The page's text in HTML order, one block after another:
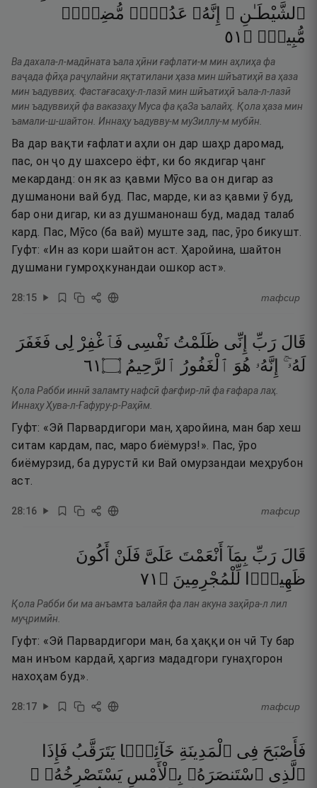
ٱلشَّيْطَـٰنِ ۖ إِنَّهُۥ عَدُوٌّۭ مُّضِلٌّۭ
مُّبِينٌۭ ۝ ١٥
Ва дахала-л-мадӣната ъала ҳӣни ғафлати-м мин аҳлиҳа фа
ваҷада фӣҳа раҷулайни яқтатилани ҳаза мин шӣъатиҳӣ ва ҳаза
мин ъадуввиҳ. Фастағасаҳу-л-лазӣ мин шӣъатиҳӣ ъала-л-лазӣ
мин ъадуввиҳӣ фа ваказаҳу Муса фа қаЗа ъалайҳ. Қола ҳаза мин
ъамали-ш-шайтон. Иннаҳу ъадувву-м муЗиллу-м мубӣн.
Ва дар вақти ғафлати аҳли он дар шаҳр даромад,
пас, он ҷо ду шахсеро ёфт, ки бо якдигар ҷанг
мекарданд: он як аз қавми Мӯсо ва он дигар аз
душманони вай буд. Пас, марде, ки аз қавми ӯ буд,
бар они дигар, ки аз душманонаш буд, мадад талаб
кард. Пас, Мӯсо (ба вай) муште зад, пас, ӯро бикушт.
Гуфт: «Ин аз кори шайтон аст. Ҳаройина, шайтон
душмани гумроҳкунандаи ошкор аст».
28:15 тафсир
قَالَ رَبِّ إِنِّى ظَلَمْتُ نَفْسِى فَٱغْفِرْ لِى فَغَفَرَ
لَهُۥٓ ۚ إِنَّهُۥ هُوَ ٱلْغَفُورُ ٱلرَّحِيمُ ۝١٦
Қола Рабби иннӣ заламту нафсӣ фағфир-лӣ фа ғафара лаҳ.
Иннаҳу Ҳува-л-Ғафуру-р-Раҳӣм.
Гуфт: «Эй Парвардигори ман, ҳаройина, ман бар хеш
ситам кардам, пас, маро биёмурз!». Пас, ӯро
биёмурзид, ба дурустӣ ки Вай омурзандаи меҳрубон
аст.
28:16 тафсир
قَالَ رَبِّ بِمَآ أَنْعَمْتَ عَلَىَّ فَلَنْ أَكُونَ
ظَهِيرًۭا
لِّلْمُجْرِمِينَ ۝ ١٧
Қола Рабби би ма анъамта ъалайя фа лан акуна заҳӣра-л лил
муҷримӣн.
Гуфт: «Эй Парвардигори ман, ба ҳаққи он чӣ Ту бар
ман инъом кардаӣ, ҳаргиз мададгори гунаҳгорон
нахоҳам буд».
28:17 тафсир
فَأَصْبَحَ فِى ٱلْمَدِينَةِ خَآئِفًۭا يَتَرَقَّبُ فَإِذَا
ٱلَّذِى ٱسْتَنصَرَهُۥ بِٱلْأَمْسِ يَسْتَصْرِخُهُۥ ۚ